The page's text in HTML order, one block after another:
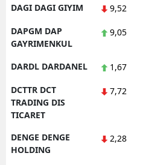
DAGI DAGI GIYIM 9,52
DAPGM DAP
GAYRIMENKUL
9,05
DARDL DARDANEL 1,67
DCTTR DCT
TRADING DIS
TICARET
7,72
DENGE DENGE
HOLDING
2,28